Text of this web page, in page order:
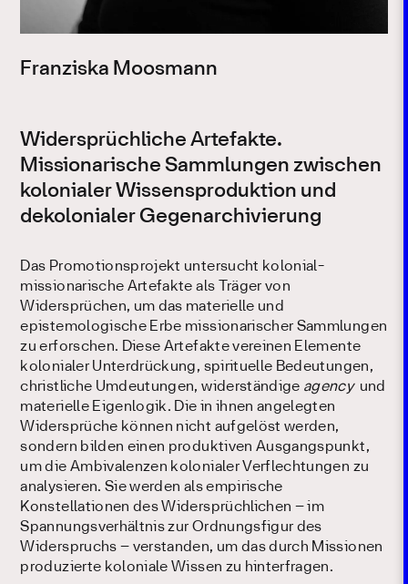
Franziska Moosmann
Widersprüchliche Artefakte.
Missionarische Sammlungen zwischen
kolonialer Wissensproduktion und
dekolonialer Gegenarchivierung
Das Promotionsprojekt untersucht kolonial-
missionarische Artefakte als Träger von
Widersprüchen, um das materielle und
epistemologische Erbe missionarischer Sammlungen
zu erforschen. Diese Artefakte vereinen Elemente
kolonialer Unterdrückung, spirituelle Bedeutungen,
christliche Umdeutungen, widerständige agency und
materielle Eigenlogik. Die in ihnen angelegten
Widersprüche können nicht aufgelöst werden,
sondern bilden einen produktiven Ausgangspunkt,
um die Ambivalenzen kolonialer Verflechtungen zu
analysieren. Sie werden als empirische
Konstellationen des Widersprüchlichen – im
Spannungsverhältnis zur Ordnungsfigur des
Widerspruchs – verstanden, um das durch Missionen
produzierte koloniale Wissen zu hinterfragen.